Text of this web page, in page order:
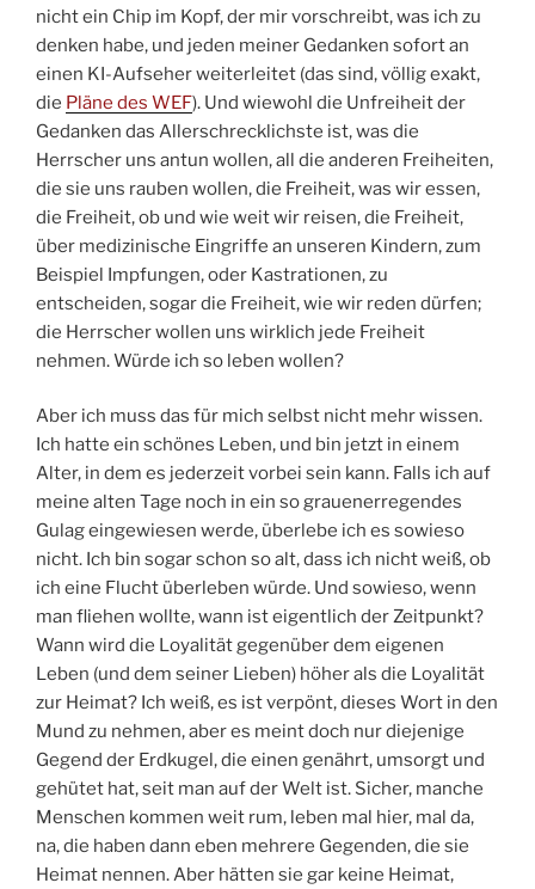
nicht ein Chip im Kopf, der mir vorschreibt, was ich zu
denken habe, und jeden meiner Gedanken sofort an
einen KI-Aufseher weiterleitet (das sind, völlig exakt,
die Pläne des WEF). Und wiewohl die Unfreiheit der
Gedanken das Allerschrecklichste ist, was die
Herrscher uns antun wollen, all die anderen Freiheiten,
die sie uns rauben wollen, die Freiheit, was wir essen,
die Freiheit, ob und wie weit wir reisen, die Freiheit,
über medizinische Eingriffe an unseren Kindern, zum
Beispiel Impfungen, oder Kastrationen, zu
entscheiden, sogar die Freiheit, wie wir reden dürfen;
die Herrscher wollen uns wirklich jede Freiheit
nehmen. Würde ich so leben wollen?
Aber ich muss das für mich selbst nicht mehr wissen.
Ich hatte ein schönes Leben, und bin jetzt in einem
Alter, in dem es jederzeit vorbei sein kann. Falls ich auf
meine alten Tage noch in ein so grauenerregendes
Gulag eingewiesen werde, überlebe ich es sowieso
nicht. Ich bin sogar schon so alt, dass ich nicht weiß, ob
ich eine Flucht überleben würde. Und sowieso, wenn
man fliehen wollte, wann ist eigentlich der Zeitpunkt?
Wann wird die Loyalität gegenüber dem eigenen
Leben (und dem seiner Lieben) höher als die Loyalität
zur Heimat? Ich weiß, es ist verpönt, dieses Wort in den
Mund zu nehmen, aber es meint doch nur diejenige
Gegend der Erdkugel, die einen genährt, umsorgt und
gehütet hat, seit man auf der Welt ist. Sicher, manche
Menschen kommen weit rum, leben mal hier, mal da,
na, die haben dann eben mehrere Gegenden, die sie
Heimat nennen. Aber hätten sie gar keine Heimat,